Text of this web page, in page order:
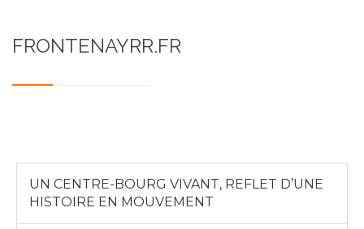
FRONTENAYRR.FR
UN CENTRE-BOURG VIVANT, REFLET D’UNE
HISTOIRE EN MOUVEMENT